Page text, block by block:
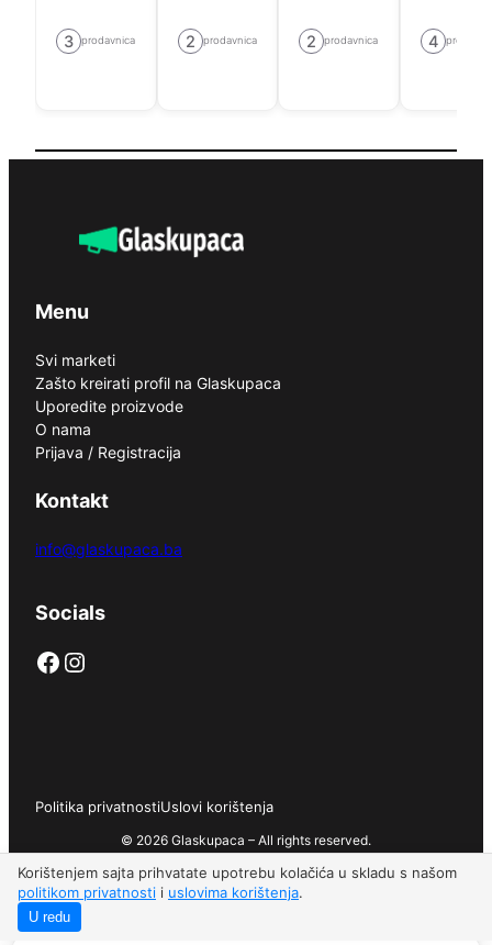
Korištenjem sajta prihvatate upotrebu kolačića u skladu s našom
politikom privatnosti i uslovima korištenja.
U redu
3 prodavnica 2 prodavnica 2 prodavnica 4
Menu
Svi marketi
Zašto kreirati profil na Glaskupaca
Uporedite proizvode
O nama
Prijava / Registracija
Kontakt
info@glaskupaca.ba
Socials
Facebook Instagram
Politika privatnostiUslovi korištenja
© 2026 Glaskupaca – All rights reserved.